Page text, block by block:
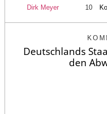
Dirk Meyer 10
Deutschlands
den